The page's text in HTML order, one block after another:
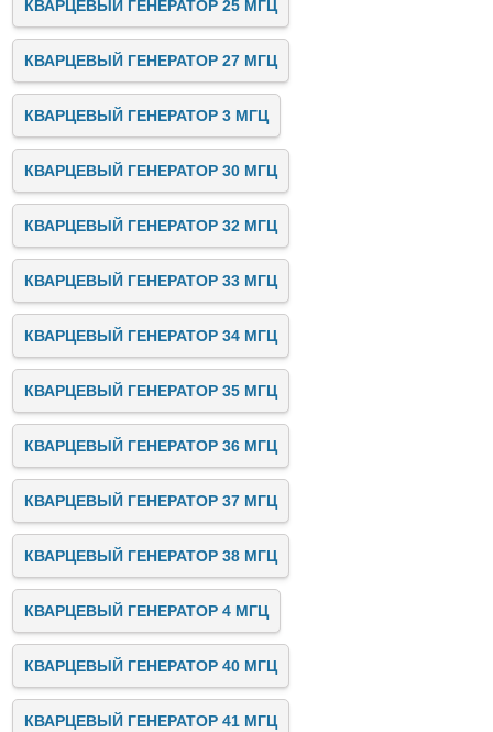
КВАРЦЕВЫЙ ГЕНЕРАТОР 25 МГЦ
КВАРЦЕВЫЙ ГЕНЕРАТОР 27 МГЦ
КВАРЦЕВЫЙ ГЕНЕРАТОР 3 МГЦ
КВАРЦЕВЫЙ ГЕНЕРАТОР 30 МГЦ
КВАРЦЕВЫЙ ГЕНЕРАТОР 32 МГЦ
КВАРЦЕВЫЙ ГЕНЕРАТОР 33 МГЦ
КВАРЦЕВЫЙ ГЕНЕРАТОР 34 МГЦ
КВАРЦЕВЫЙ ГЕНЕРАТОР 35 МГЦ
КВАРЦЕВЫЙ ГЕНЕРАТОР 36 МГЦ
КВАРЦЕВЫЙ ГЕНЕРАТОР 37 МГЦ
КВАРЦЕВЫЙ ГЕНЕРАТОР 38 МГЦ
КВАРЦЕВЫЙ ГЕНЕРАТОР 4 МГЦ
КВАРЦЕВЫЙ ГЕНЕРАТОР 40 МГЦ
КВАРЦЕВЫЙ ГЕНЕРАТОР 41 МГЦ